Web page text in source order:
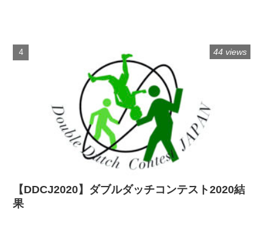
【DDCJ2020】ダブルダッチコンテスト2020結
果
44 views